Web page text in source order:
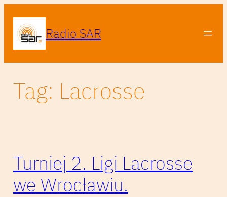
treści
Radio SAR
Tag: Lacrosse
Turniej 2. Ligi Lacrosse
we Wrocławiu.